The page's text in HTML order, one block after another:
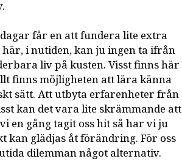
får en att fundera lite extra
här, i nutiden, kan ju ingen ta ifrån
liv på kusten. Visst finns här
finns möjligheten att lära känna
sätt. Att utbyta erfarenheter från
kan det vara lite skrämmande att
en gång tagit oss hit så har vi ju
kan glädjas åt förändring. För oss
dilemman något alternativ.